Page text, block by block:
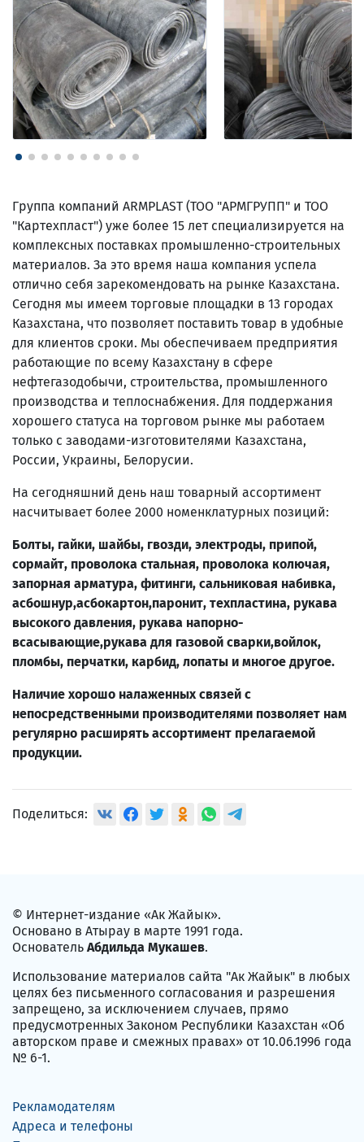
Группа компаний ARMPLAST (ТОО "АРМГРУПП" и ТОО
"Картехпласт") уже более 15 лет специализируется на
комплексных поставках промышленно-строительных
материалов. За это время наша компания успела
отлично себя зарекомендовать на рынке Казахстана.
Сегодня мы имеем торговые площадки в 13 городах
Казахстана, что позволяет поставить товар в удобные
для клиентов сроки. Мы обеспечиваем предприятия
работающие по всему Казахстану в сфере
нефтегазодобычи, строительства, промышленного
производства и теплоснабжения. Для поддержания
хорошего статуса на торговом рынке мы работаем
только с заводами-изготовителями Казахстана,
России, Украины, Белорусии.
На сегодняшний день наш товарный ассортимент
насчитывает более 2000 номенклатурных позиций:
Болты, гайки, шайбы, гвозди, электроды, припой,
сормайт, проволока стальная, проволока колючая,
запорная арматура, фитинги, сальниковая набивка,
асбошнур,асбокартон,паронит, техпластина, рукава
высокого давления, рукава напорно-
всасывающие,рукава для газовой сварки,войлок,
пломбы, перчатки, карбид, лопаты и многое другое.
Наличие хорошо налаженных связей с
непосредственными производителями позволяет нам
регулярно расширять ассортимент прелагаемой
продукции.
Поделиться:
© Интернет-издание «Ак Жайык».
Основано в Атырау в марте 1991 года.
Основатель Абдильда Мукашев.
Использование материалов сайта "Ак Жайык" в любых
целях без письменного согласования и разрешения
запрещено, за исключением случаев, прямо
предусмотренных Законом Республики Казахстан «Об
авторском праве и смежных правах» от 10.06.1996 года
№ 6-1.
Рекламодателям
Адреса и телефоны